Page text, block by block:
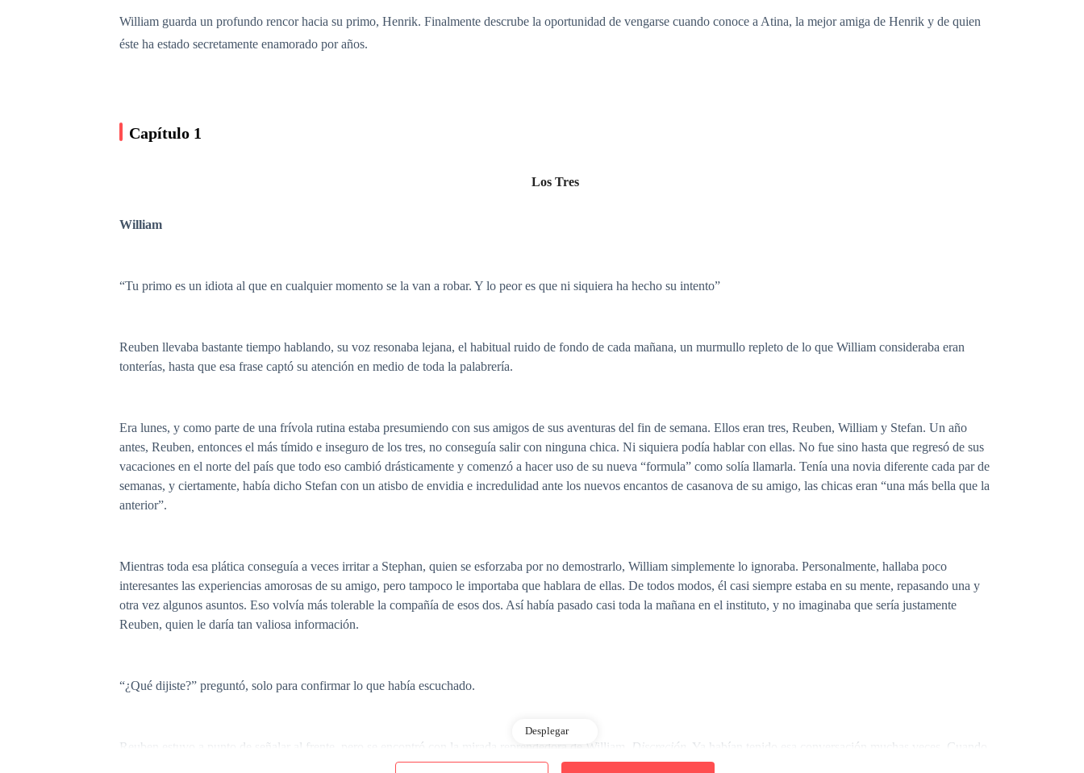
William guarda un profundo rencor hacia su primo, Henrik. Finalmente descrube la oportunidad de vengarse cuando conoce a Atina, la mejor amiga de Henrik y de quien
éste ha estado secretamente enamorado por años.
Capítulo 1
Los Tres
William
“Tu primo es un idiota al que en cualquier momento se la van a robar. Y lo peor es que ni siquiera ha hecho su intento”
Reuben llevaba bastante tiempo hablando, su voz resonaba lejana, el habitual ruido de fondo de cada mañana, un murmullo repleto de lo que William consideraba eran
tonterías, hasta que esa frase captó su atención en medio de toda la palabrería.
Era lunes, y como parte de una frívola rutina estaba presumiendo con sus amigos de sus aventuras del fin de semana. Ellos eran tres, Reuben, William y Stefan. Un año
antes, Reuben, entonces el más tímido e inseguro de los tres, no conseguía salir con ninguna chica. Ni siquiera podía hablar con ellas. No fue sino hasta que regresó de sus
vacaciones en el norte del país que todo eso cambió drásticamente y comenzó a hacer uso de su nueva “formula” como solía llamarla. Tenía una novia diferente cada par de
semanas, y ciertamente, había dicho Stefan con un atisbo de envidia e incredulidad ante los nuevos encantos de casanova de su amigo, las chicas eran “una más bella que la
anterior”.
Mientras toda esa plática conseguía a veces irritar a Stephan, quien se esforzaba por no demostrarlo, William simplemente lo ignoraba. Personalmente, hallaba poco
interesantes las experiencias amorosas de su amigo, pero tampoco le importaba que hablara de ellas. De todos modos, él casi siempre estaba en su mente, repasando una y
otra vez algunos asuntos. Eso volvía más tolerable la compañía de esos dos. Así había pasado casi toda la mañana en el instituto, y no imaginaba que sería justamente
Reuben, quien le daría tan valiosa información.
“¿Qué dijiste?” preguntó, solo para confirmar lo que había escuchado.
Reuben estuvo a punto de señalar al frente, pero se encontró con la mirada reprendedora de William. Discreción
. Ya habían tenido esa conversación muchas veces. Cuando
hablara de Henrik, su primo, o cualquier tema relacionado a él, debía ser más cuidadoso. Por lo general, no hablaban de él. Sabían lo que provocaba en William, pero en
Desplegar